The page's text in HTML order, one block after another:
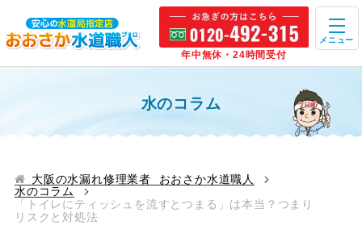
年中無休・24時間受付
メニュー
水のコラム
大阪の水漏れ修理業者 おおさか水道職人
水のコラム
「トイレにティッシュを流すとつまる」は本当？つまり
リスクと対処法